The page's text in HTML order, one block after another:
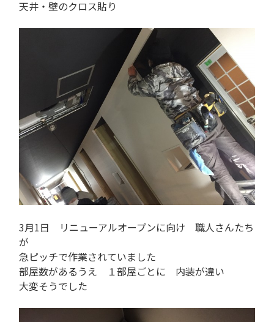
天井・壁のクロス貼り
3月1日 リニューアルオープンに向け 職人さんたち
が
急ピッチで作業されていました
部屋数があるうえ １部屋ごとに 内装が違い
大変そうでした